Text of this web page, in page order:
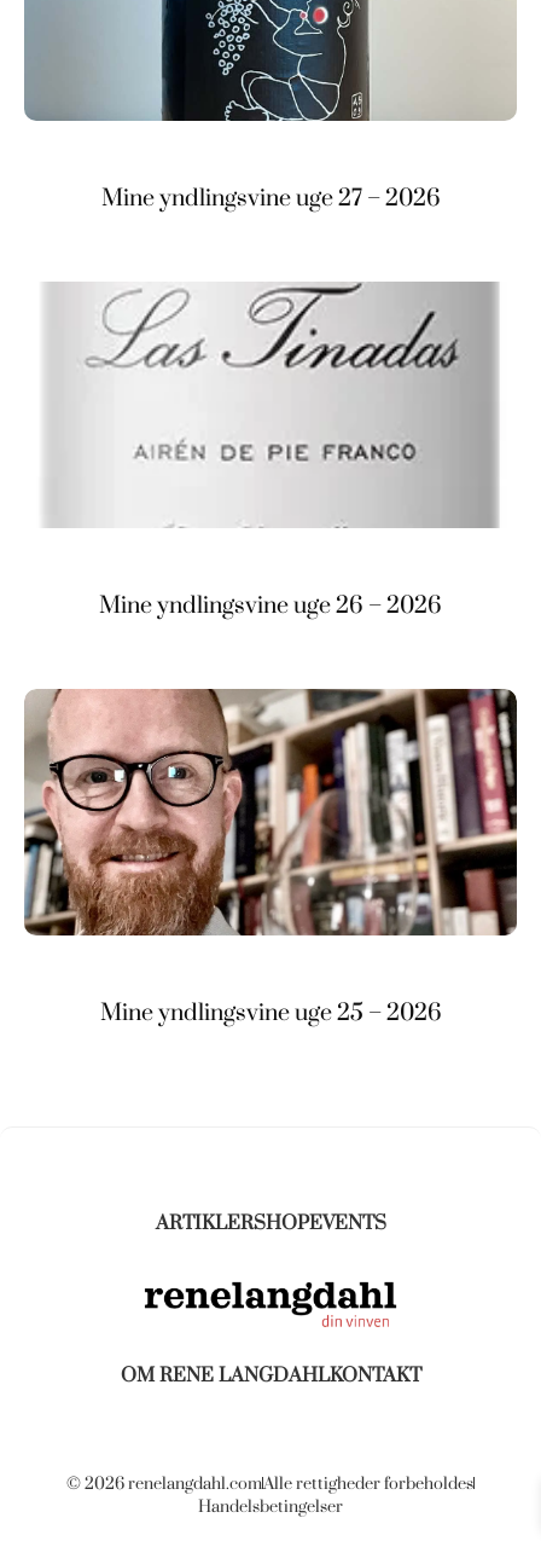
Mine yndlingsvine uge 27 – 2026
Mine yndlingsvine uge 26 – 2026
Mine yndlingsvine uge 25 – 2026
ARTIKLERSHOPEVENTS
OM RENE LANGDAHLKONTAKT
© 2026 renelangdahl.comAlle rettigheder forbeholdes
Handelsbetingelser